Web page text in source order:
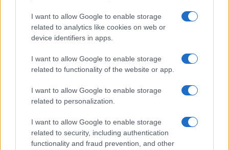
I want to allow Google to enable storage
related to analytics like cookies on web or
device identifiers in apps.
I want to allow Google to enable storage
related to functionality of the website or app.
I want to allow Google to enable storage
related to personalization.
I want to allow Google to enable storage
related to security, including authentication
functionality and fraud prevention, and other
Continua a leggere
PESCI